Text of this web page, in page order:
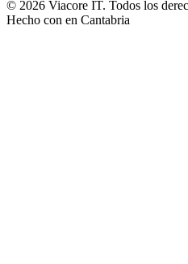
© 2026 Viacore IT. Todos los
Hecho con en Cantabria